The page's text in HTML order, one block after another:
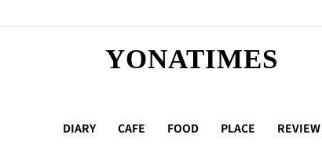
YONATIMES
DIARY CAFE FOOD PLACE REVIEW